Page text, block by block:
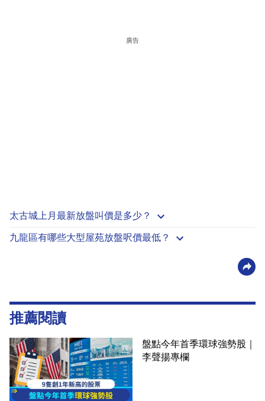
廣告
太古城上月最新放盤叫價是多少？
九龍區有哪些大型屋苑放盤呎價最低？
推薦閱讀
盤點今年首季環球強勢股｜
李聲揚專欄